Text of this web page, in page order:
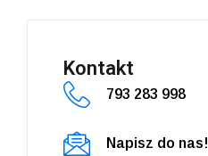
Kontakt
793 283 998
Napisz do nas!